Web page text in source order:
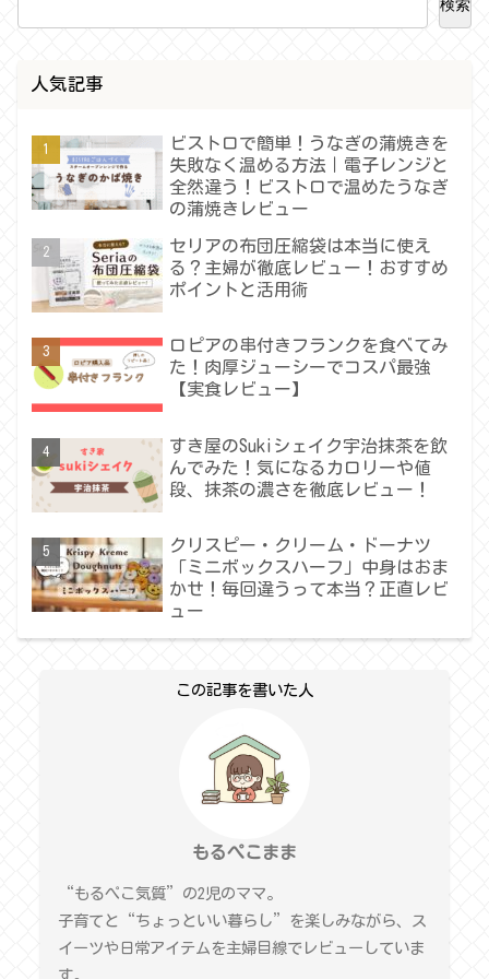
検索
人気記事
ビストロで簡単！うなぎの蒲焼きを
失敗なく温める方法｜電子レンジと
全然違う！ビストロで温めたうなぎ
の蒲焼きレビュー
セリアの布団圧縮袋は本当に使え
る？主婦が徹底レビュー！おすすめ
ポイントと活用術
ロピアの串付きフランクを食べてみ
た！肉厚ジューシーでコスパ最強
【実食レビュー】
すき屋のSukiシェイク宇治抹茶を飲
んでみた！気になるカロリーや値
段、抹茶の濃さを徹底レビュー！
クリスピー・クリーム・ドーナツ
「ミニボックスハーフ」中身はおま
かせ！毎回違うって本当？正直レビ
ュー
この記事を書いた人
もるぺこまま
“もるぺこ気質”の2児のママ。
子育てと“ちょっといい暮らし”を楽しみながら、ス
イーツや日常アイテムを主婦目線でレビューしていま
す。